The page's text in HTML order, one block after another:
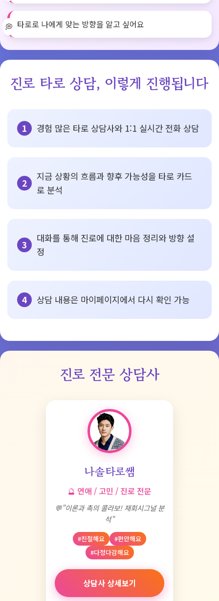
타로로 나에게 맞는 방향을 알고 싶어요
진로 타로 상담, 이렇게 진행됩니다
경험 많은 타로 상담사와 1:1 실시간 전화 상담
지금 상황의 흐름과 향후 가능성을 타로 카드
로 분석
대화를 통해 진로에 대한 마음 정리와 방향 설
정
상담 내용은 마이페이지에서 다시 확인 가능
진로 전문 상담사
나솔타로쌤
🔮 연애 / 고민 / 진로 전문
💬"이론과 촉의 콜라보! 재회시그널 분
석"
#친절해요
#편안해요
#다정다감해요
상담사 상세보기